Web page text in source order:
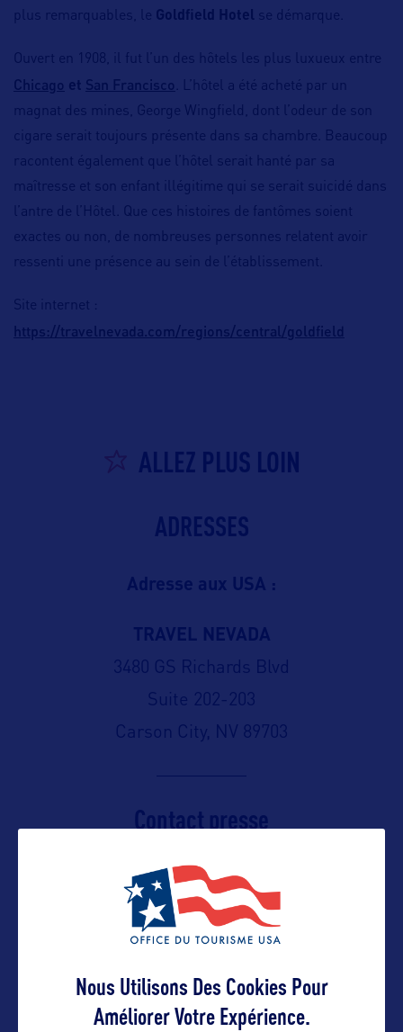
plus remarquables, le Goldfield Hotel se démarque.
Ouvert en 1908, il fut l’un des hôtels les plus luxueux entre
Chicago et San Francisco
. L’hôtel a été acheté par un
magnat des mines, George Wingfield, dont l’odeur de son
cigare serait toujours présente dans sa chambre. Beaucoup
racontent également que l’hôtel serait hanté par sa
maîtresse et son enfant illégitime qui se serait suicidé dans
l’antre de l’Hôtel. Que ces histoires de fantômes soient
exactes ou non, de nombreuses personnes relatent avoir
ressenti une présence au sein de l’établissement.
Site internet :
https://travelnevada.com/regions/central/goldfield
ALLEZ PLUS LOIN
ADRESSES
Adresse aux USA :
TRAVEL NEVADA
3480 GS Richards Blvd
Suite 202-203
Carson City, NV 89703
Contact presse
cmoran@travelnevada.com
Suivre
Nous Utilisons Des Cookies Pour
Améliorer Votre Expérience.